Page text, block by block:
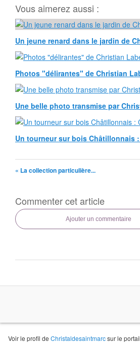
Vous aimerez aussi :
Un jeune renard dans le jardin de
Photos "délirantes" de Christian
Une belle photo transmise par
Un tourneur sur bois Châtillonnais
« La collection particulière...
Commenter cet article
Ajouter un commentaire
Voir le profil deChristaldesaintmarcsur le